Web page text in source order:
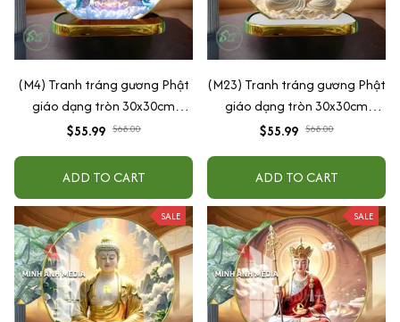
(M4) Tranh tráng gương Phật
giáo dạng tròn 30x30cm
(Tặng đế để bàn)
$55.99 $68.00
ADD TO CART
(M23) Tranh tráng gương Phật
giáo dạng tròn 30x30cm
(Tặng đế để bàn)
$55.99 $68.00
ADD TO CART
SALE SALE